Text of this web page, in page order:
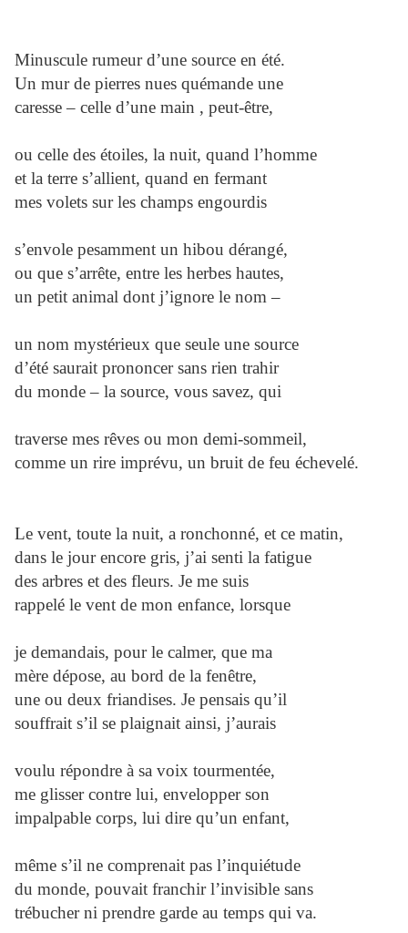
Minuscule rumeur d’une source en été.
Un mur de pierres nues quémande une
caresse – celle d’une main , peut-être,
ou celle des étoiles, la nuit, quand l’homme
et la terre s’allient, quand en fermant
mes volets sur les champs engourdis
s’envole pesamment un hibou dérangé,
ou que s’arrête, entre les herbes hautes,
un petit animal dont j’ignore le nom –
un nom mystérieux que seule une source
d’été saurait prononcer sans rien trahir
du monde – la source, vous savez, qui
traverse mes rêves ou mon demi-sommeil,
comme un rire imprévu, un bruit de feu échevelé.
Le vent, toute la nuit, a ronchonné, et ce matin,
dans le jour encore gris, j’ai senti la fatigue
des arbres et des fleurs. Je me suis
rappelé le vent de mon enfance, lorsque
je demandais, pour le calmer, que ma
mère dépose, au bord de la fenêtre,
une ou deux friandises. Je pensais qu’il
souffrait s’il se plaignait ainsi, j’aurais
voulu répondre à sa voix tourmentée,
me glisser contre lui, envelopper son
impalpable corps, lui dire qu’un enfant,
même s’il ne comprenait pas l’inquiétude
du monde, pouvait franchir l’invisible sans
trébucher ni prendre garde au temps qui va.